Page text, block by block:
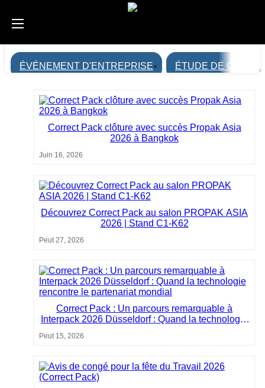
ÉVÉNEMENT D'ENTREPRISE ÉTUDE DE CAS
Correct Pack clôture avec succès Propak Asia
2026 à Bangkok
Juin 16, 2026
Découvrez Correct Pack au salon PROPAK ASIA
2026 | Stand C1-K62
Peut 27, 2026
Correct Pack : Un parcours remarquable à
Interpack 2026 Düsseldorf : Quand la technologie
Peut 15, 2026